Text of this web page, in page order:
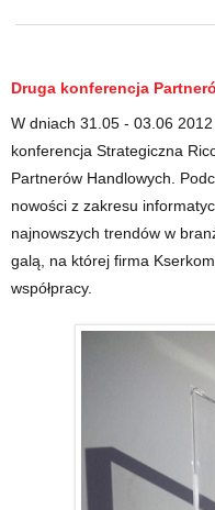
Druga konferencja
W dniach 31.05 - 03.06
konferencja Strategiczna
Partnerów Handlowych.
nowości z zakresu
najnowszych trendów w
galą, na której firma
współpracy.